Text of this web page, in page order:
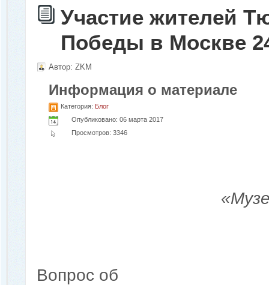
Участие жителей
Победы в Москве
Автор: ZKM
Информация о материале
Категория: Блог
Опубликовано: 06 марта 2017
Просмотров: 3346
Вопрос об